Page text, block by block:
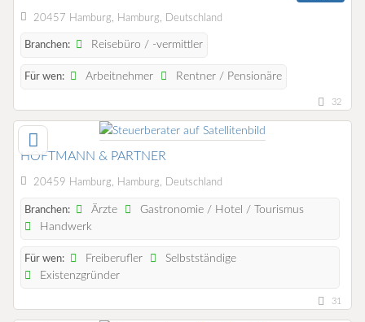
20457 Hamburg, Hamburg, Deutschland
Branchen: Reisebüro / -vermittler
Für wen: Arbeitnehmer Rentner / Pensionäre
32
HÖFTMANN & PARTNER
20459 Hamburg, Hamburg, Deutschland
Branchen: Ärzte
Gastronomie / Hotel / Tourismus
Handwerk
Für wen: Freiberufler
Selbstständige
Existenzgründer
31